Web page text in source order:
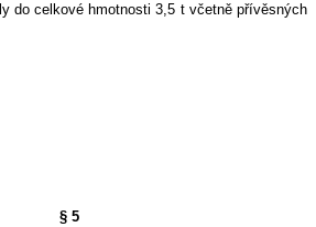
do celkové hmotnosti 3,5 t včetně přívěsných
§ 5